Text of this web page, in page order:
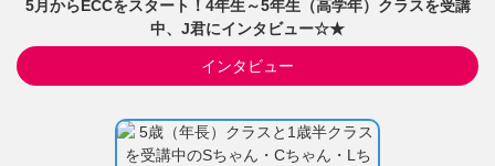
5月からECCをスタート！4年生～5年生（高学年）クラスを受講
中、J君にインタビュー☆★
インタビュー